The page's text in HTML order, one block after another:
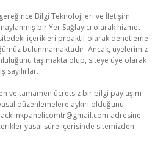
gereğince Bilgi Teknolojileri ve İletişim
bir Yer Sağlayıcı olarak hizmet
içerikleri proaktif olarak denetleme
bulunmamaktadır. Ancak, üyelerimiz
taşımakta olup, siteye üye olarak
sayılırlar.
ve tamamen ücretsiz bir bilgi paylaşım
düzenlemelere aykırı olduğunu
adresine
yasal süre içerisinde sitemizden